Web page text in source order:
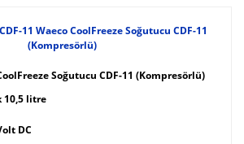
11 Waeco CoolFreeze Soğutucu CDF-11
(Kompresörlü)
Soğutucu CDF-11 (Kompresörlü)
10,5 litre
DC